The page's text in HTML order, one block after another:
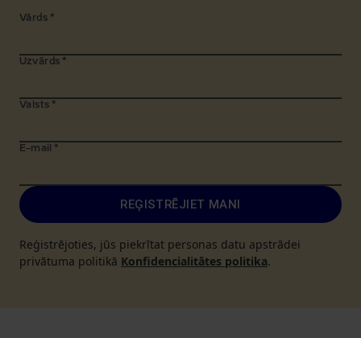
Vārds *
Uzvārds *
Valsts *
E-mail *
REĢISTRĒJIET MANI
Reģistrējoties, jūs piekrītat personas datu apstrādei
privātuma politikā Konfidencialitātes politika.